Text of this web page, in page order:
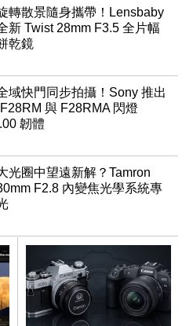
轉散景隨身攜帶！Lensbaby
新 Twist 28mm F3.5 全片幅
乾鏡
域快門同步拍攝！Sony 推出
與 F28RMA 閃燈
韌體
光圈中望遠新解？Tamron
F2.8 內變焦光學系統專